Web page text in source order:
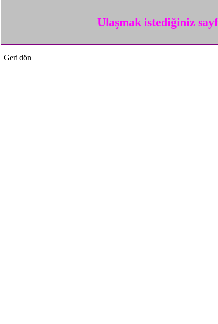
Ulaşmak istediğiniz
Geri dön